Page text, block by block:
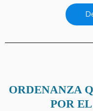
ORDENANZA
POR